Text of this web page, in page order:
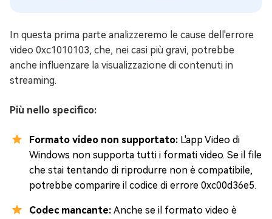
In questa prima parte analizzeremo le cause dell'errore
video 0xc1010103, che, nei casi più gravi, potrebbe
anche influenzare la visualizzazione di contenuti in
streaming.
Più nello specifico:
Formato video non supportato: L'app Video di
Windows non supporta tutti i formati video. Se il file
che stai tentando di riprodurre non è compatibile,
potrebbe comparire il codice di errore 0xc00d36e5.
Codec mancante: Anche se il formato video è